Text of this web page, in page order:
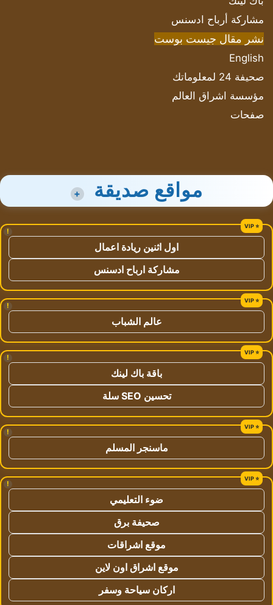
مشاركة أرباح ادسنس
نشر مقال جيست بوست
English
صحيفة 24 لمعلوماتك
مؤسسة اشراق العالم
صفحات
مواقع صديقة +
!
اول اثنين ريادة اعمال
مشاركة ارباح ادسنس
!
عالم الشباب
!
باقة باك لينك
تحسين SEO سلة
!
ماسنجر المسلم
!
ضوء التعليمي
صحيفة برق
موقع اشراقات
موقع اشراق اون لاين
اركان سياحة وسفر